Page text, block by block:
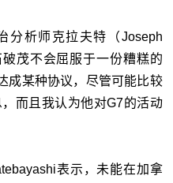
分析师克拉夫特（Joseph
茂不会屈服于一份糟糕的
成某种协议，尽管可能比较
而且我认为他对G7的活动
表示，未能在加拿